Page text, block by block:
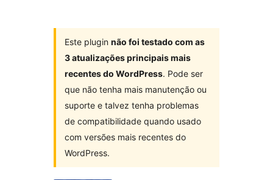
Este plugin não foi testado com as
3 atualizações principais mais
recentes do WordPress. Pode ser
que não tenha mais manutenção ou
suporte e talvez tenha problemas
de compatibilidade quando usado
com versões mais recentes do
WordPress.